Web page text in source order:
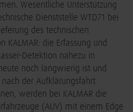
Wesentliche Unterstützung
Dienststelle WTD71 bei
des technischen
KALMAR: die Erfassung und
Detektion nahezu in
noch langwierig ist und
der Aufklärungsfahrt
werden bei KALMAR die
(AUV) mit einem Edge